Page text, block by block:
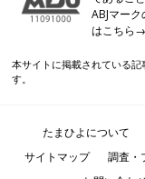
ABJマー
はこち
本サイトに掲載されている
す。
たまひよについて
サイトマップ
調査・